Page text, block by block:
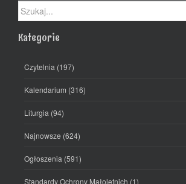
Szukaj:
Kategorie
Czytelnia (197)
Kalendarium (316)
Liturgia (94)
Najnowsze (624)
Ogłoszenia (591)
Standardy Ochrony Małoletnich (1)